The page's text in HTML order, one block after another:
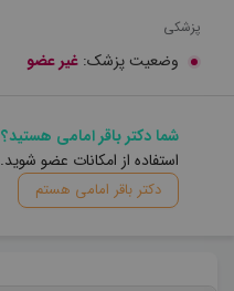
پزشکی
وضعیت پزشک: غیر عضو
شما دکتر باقر امامی هستید؟
استفاده از امکانات عضو شوید.
دکتر باقر امامی هستم